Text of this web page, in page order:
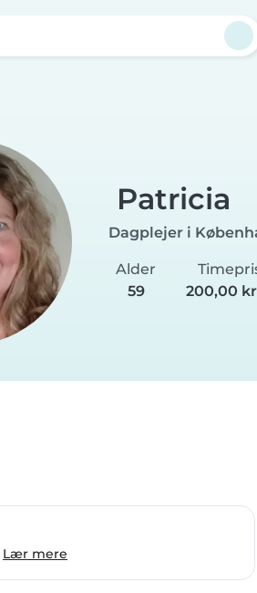
Patricia
Dagplejer i
Alder
59
200,00
Lær mere